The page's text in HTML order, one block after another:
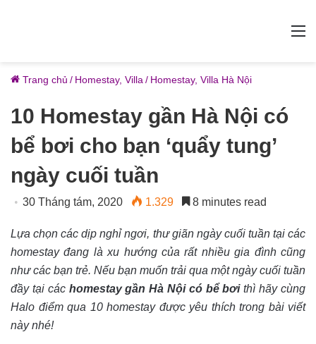
Trang chủ / Homestay, Villa / Homestay, Villa Hà Nội
10 Homestay gần Hà Nội có
bể bơi cho bạn ‘quẩy tung’
ngày cuối tuần
30 Tháng tám, 2020 1.329 8 minutes read
Lựa chọn các dịp nghỉ ngơi, thư giãn ngày cuối tuần tại các
homestay đang là xu hướng của rất nhiều gia đình cũng
như các bạn trẻ. Nếu bạn muốn trải qua một ngày cuối tuần
đầy tại các homestay gần Hà Nội có bể bơithì hãy cùng
Halo điểm qua 10 homestay được yêu thích trong bài viết
này nhé!